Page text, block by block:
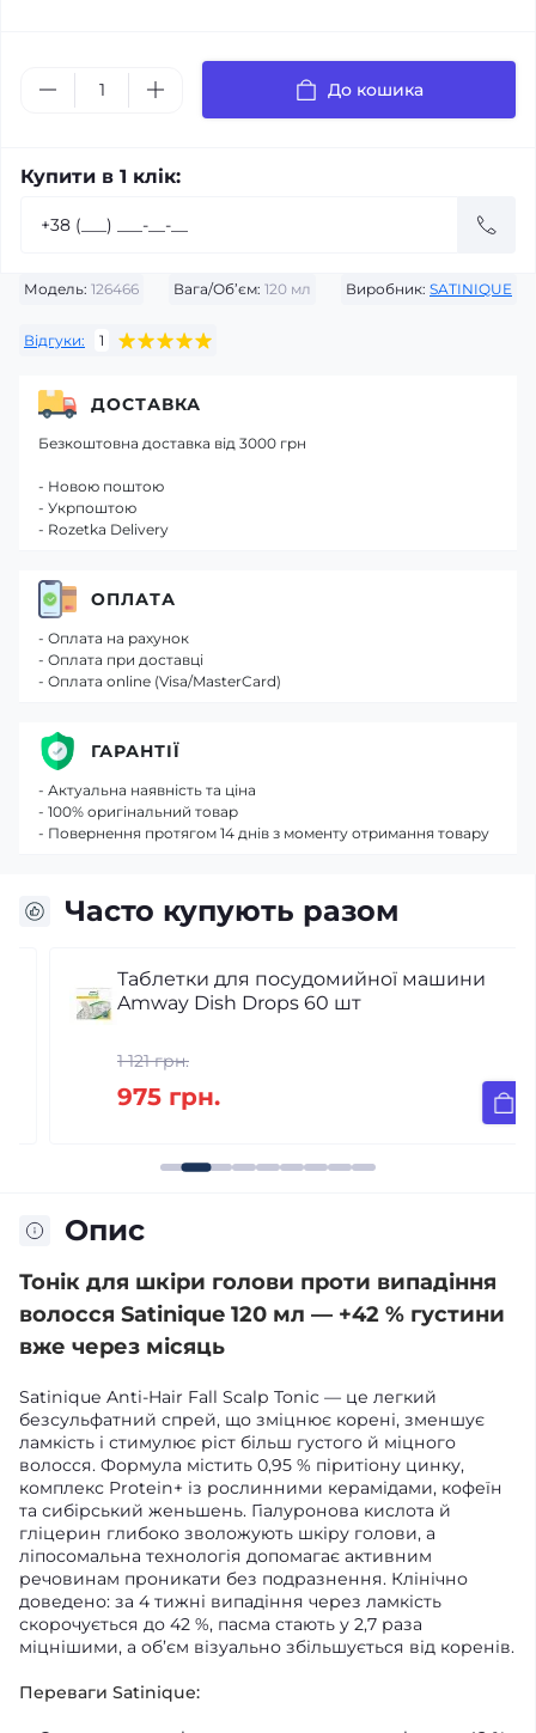
Модель: 126466 Вага/Об’єм: 120 мл Виробник: SATINIQUE
Відгуки: 1
До кошика
Купити в 1 клік:
Часто купують разом
Таблетки для посудомийної машини
Amway Dish Drops 60 шт
1 121 грн.
975 грн.
Опис
Тонік для шкіри голови проти випадіння
волосся Satinique 120 мл — +42 % густини
вже через місяць
Satinique Anti-Hair Fall Scalp Tonic — це легкий
безсульфатний спрей, що зміцнює корені, зменшує
ламкість і стимулює ріст більш густого й міцного
волосся. Формула містить 0,95 % піритіону цинку,
комплекс Protein+ із рослинними керамідами, кофеїн
та сибірський женьшень. Гіалуронова кислота й
гліцерин глибоко зволожують шкіру голови, а
ліпосомальна технологія допомагає активним
речовинам проникати без подразнення. Клінічно
доведено: за 4 тижні випадіння через ламкість
скорочується до 42 %, пасма стають у 2,7 раза
міцнішими, а об’єм візуально збільшується від коренів.
Переваги Satinique:
ДОСТАВКА
Безкоштовна доставка від 3000 грн
- Новою поштою
- Укрпоштою
- Rozetka Delivery
ОПЛАТА
- Оплата на рахунок
- Оплата при доставці
- Оплата online (Visa/MasterCard)
ГАРАНТІЇ
- Актуальна наявність та ціна
- 100% оригінальний товар
- Повернення протягом 14 днів з моменту отримання товару